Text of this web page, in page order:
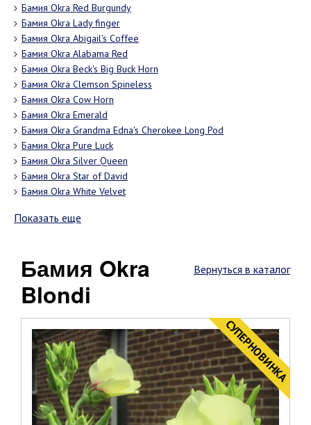
Бамия Okra Red Burgundy
Бамия Okra Lady finger
Бамия Okra Abigail's Coffee
Бамия Okra Alabama Red
Бамия Okra Beck's Big Buck Horn
Бамия Okra Clemson Spineless
Бамия Okra Cow Horn
Бамия Okra Emerald
Бамия Okra Grandma Edna's Cherokee Long Pod
Бамия Okra Pure Luck
Бамия Okra Silver Queen
Бамия Okra Star of David
Бамия Okra White Velvet
Показать еще
Вернуться в каталог
Бамия Okra
Blondi
CУПЕРНОВИНКА